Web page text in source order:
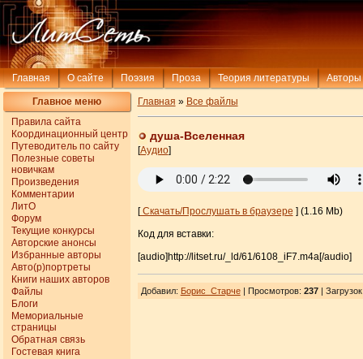
Главная О сайте Поэзия Проза Теория литературы Авторы
Главное меню
Правила сайта
Координационный центр
Путеводитель по сайту
Полезные советы
новичкам
Произведения
Комментарии
ЛитО
Форум
Текущие конкурсы
Авторские анонсы
Избранные авторы
Авто(р)портреты
Книги наших авторов
Файлы
Блоги
Мемориальные
страницы
Обратная связь
Гостевая книга
Главная » Все файлы
душа-Вселенная
[Аудио]
[Скачать/Прослушать в браузере ] (1.16 Mb)
Код для вставки:
[audio]http://litset.ru/_ld/61/6108_iF7.m4a[/audio]
Добавил: Борис_Старче| Просмотров: 237| Загрузок